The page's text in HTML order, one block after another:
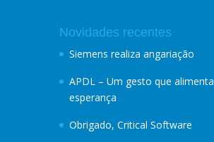
Novidades recentes
Siemens realiza angariação
APDL – Um gesto que alimenta
esperança
Obrigado, Critical Software